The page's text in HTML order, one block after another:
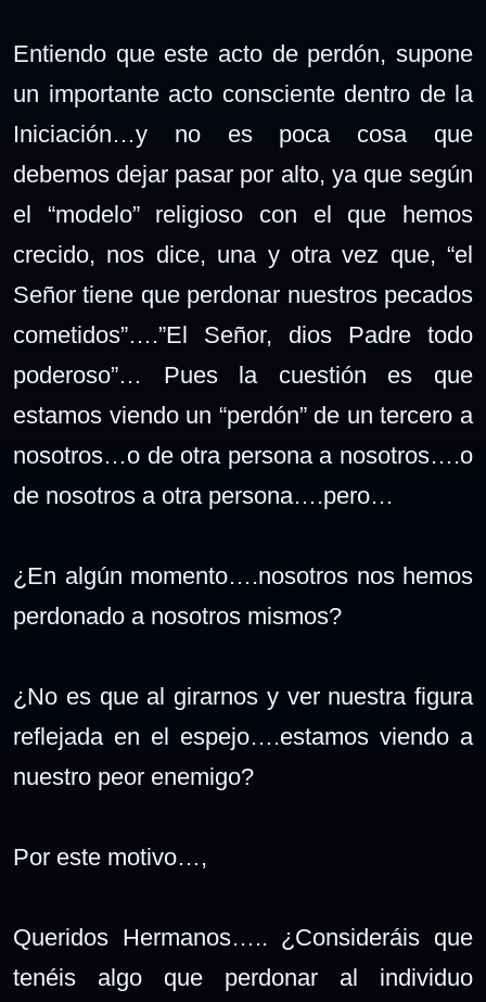
Entiendo que este acto de perdón, supone
un importante acto consciente dentro de la
Iniciación…y no es poca cosa que
debemos dejar pasar por alto, ya que según
el “modelo” religioso con el que hemos
crecido, nos dice, una y otra vez que, “el
Señor tiene que perdonar nuestros pecados
cometidos”….”El Señor, dios Padre todo
poderoso”… Pues la cuestión es que
estamos viendo un “perdón” de un tercero a
nosotros…o de otra persona a nosotros….o
de nosotros a otra persona….pero…
¿En algún momento….nosotros nos hemos
perdonado a nosotros mismos?
¿No es que al girarnos y ver nuestra figura
reflejada en el espejo….estamos viendo a
nuestro peor enemigo?
Por este motivo…,
Queridos Hermanos….. ¿Consideráis que
tenéis algo que perdonar al individuo